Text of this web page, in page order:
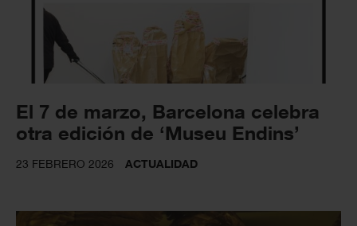
El 7 de marzo, Barcelona celebra
otra edición de ‘Museu Endins’
23 FEBRERO 2026 ACTUALIDAD